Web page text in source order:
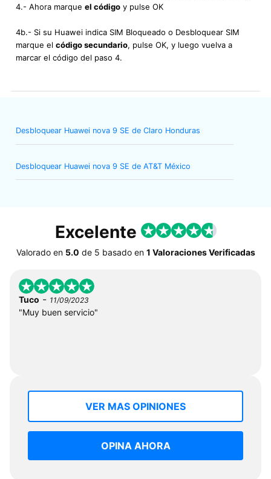
4.- Ahora marque el código y pulse OK
4b.- Si su Huawei indica SIM Bloqueado o Desbloquear SIM
marque el código secundario, pulse OK, y luego vuelva a
marcar el código del paso 4.
Desbloquear Huawei nova 9 SE de Claro Honduras
Desbloquear Huawei nova 9 SE de AT&T México
Excelente
Valorado en 5.0 de 5 basado en 1 Valoraciones Verificadas
Tuco - 11/09/2023
"Muy buen servicio"
VER MAS OPINIONES
OPINA AHORA